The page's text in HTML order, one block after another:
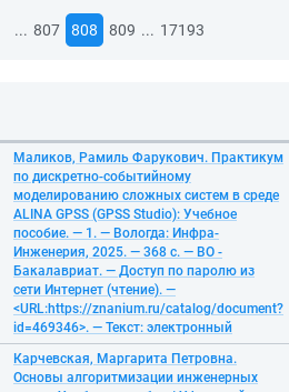
... 807 808 809 ... 17193
Маликов, Рамиль Фарукович. Практикум
по дискретно-событийному
моделированию сложных систем в среде
ALINA GPSS (GPSS Studio): Учебное
пособие. — 1. — Вологда: Инфра-
Инженерия, 2025. — 368 с. — ВО -
Бакалавриат. — Доступ по паролю из
сети Интернет (чтение). —
<URL:https://znanium.ru/catalog/document?
id=469346>. — Текст: электронный
Карчевская, Маргарита Петровна.
Основы алгоритмизации инженерных